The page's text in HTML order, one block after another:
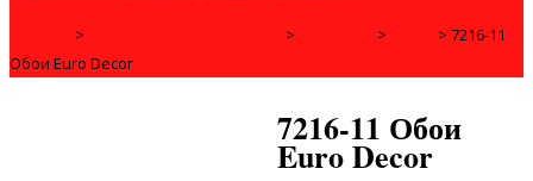
> > > > 7216-11
Обои Euro Decor
7216-11 Обои
Euro Decor